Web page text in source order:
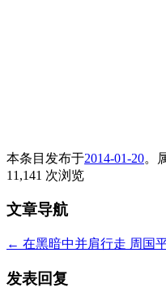
本条目发布于2014-01-20。
11,141 次浏览
文章导航
← 在黑暗中并肩行走 周国
发表回复